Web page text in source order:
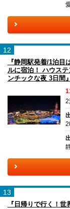
12
『静岡駅発着/1泊
ルに宿泊！ ハウス
ンチックな夜 3日間』
2
13
『日帰りで行く！